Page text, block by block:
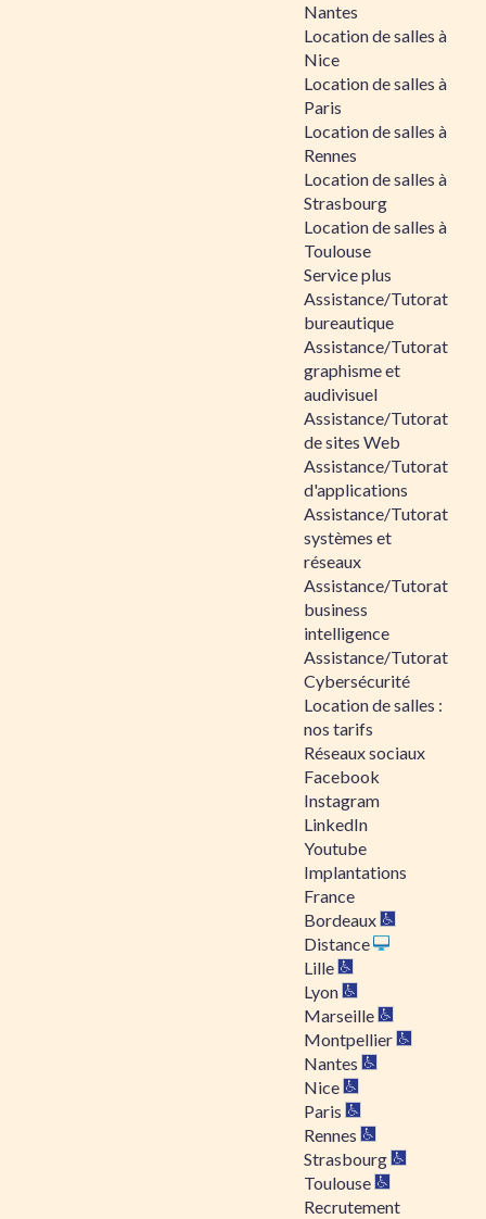
Nantes
Location de salles à
Nice
Location de salles à
Paris
Location de salles à
Rennes
Location de salles à
Strasbourg
Location de salles à
Toulouse
Service plus
Assistance/Tutorat
bureautique
Assistance/Tutorat
graphisme et
audivisuel
Assistance/Tutorat
de sites Web
Assistance/Tutorat
d'applications
Assistance/Tutorat
systèmes et
réseaux
Assistance/Tutorat
business
intelligence
Assistance/Tutorat
Cybersécurité
Location de salles :
nos tarifs
Réseaux sociaux
Facebook
Instagram
LinkedIn
Youtube
Implantations
France
Bordeaux
Distance
Lille
Lyon
Marseille
Montpellier
Nantes
Nice
Paris
Rennes
Strasbourg
Toulouse
Recrutement